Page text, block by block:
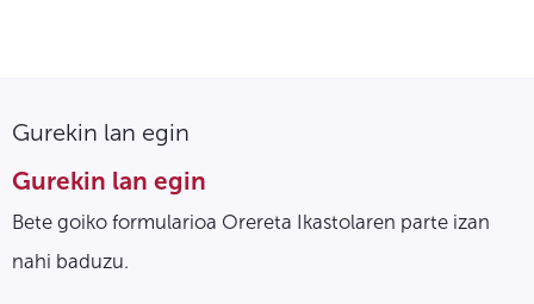
Gurekin lan egin
Gurekin lan egin
Bete goiko formularioa Orereta Ikastolaren parte izan
nahi baduzu.